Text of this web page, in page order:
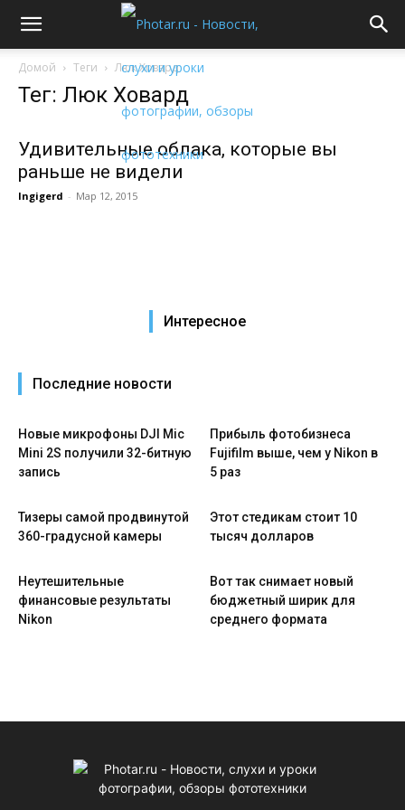
Домой Теги Люк Ховард
Тег: Люк Ховард
Удивительные облака, которые вы
раньше не видели
Ingigerd - Мар 12, 2015
Интересное
Последние новости
Новые микрофоны DJI Mic
Mini 2S получили 32-битную
запись
Прибыль фотобизнеса
Fujifilm выше, чем у Nikon в
5 раз
Тизеры самой продвинутой
360-градусной камеры
Этот стедикам стоит 10
тысяч долларов
Неутешительные
финансовые результаты
Nikon
Вот так снимает новый
бюджетный ширик для
среднего формата